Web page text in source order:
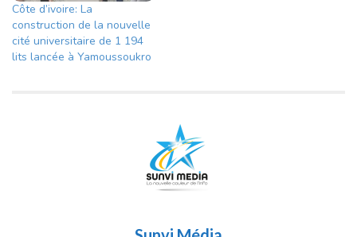
Côte d’ivoire: La
construction de la nouvelle
cité universitaire de 1 194
lits lancée à Yamoussoukro